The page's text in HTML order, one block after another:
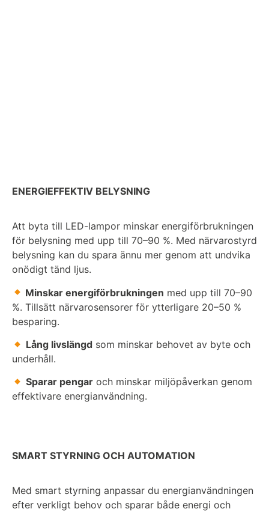
ENERGIEFFEKTIV BELYSNING
Att byta till LED-lampor minskar energiförbrukningen
för belysning med upp till 70–90 %. Med närvarostyrd
belysning kan du spara ännu mer genom att undvika
onödigt tänd ljus.
Minskar energiförbrukningen med upp till 70–90
%. Tillsätt närvarosensorer för ytterligare 20–50 %
besparing.
Lång livslängd som minskar behovet av byte och
underhåll.
Sparar pengar och minskar miljöpåverkan genom
effektivare energianvändning.
SMART STYRNING OCH AUTOMATION
Med smart styrning anpassar du energianvändningen
efter verkligt behov och sparar både energi och